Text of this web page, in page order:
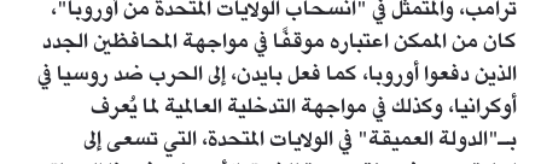
ترامب، والمتمثل في "انسحاب الولايات المتحدة من أوروبا"،
كان من الممكن اعتباره موقفًا في مواجهة المحافظين الجدد
الذين دفعوا أوروبا، كما فعل بايدن، إلى الحرب ضد روسيا في
أوكرانيا، وكذلك في مواجهة التدخلية العالمية لما يُعرف
بـ"الدولة العميقة" في الولايات المتحدة، التي تسعى إلى